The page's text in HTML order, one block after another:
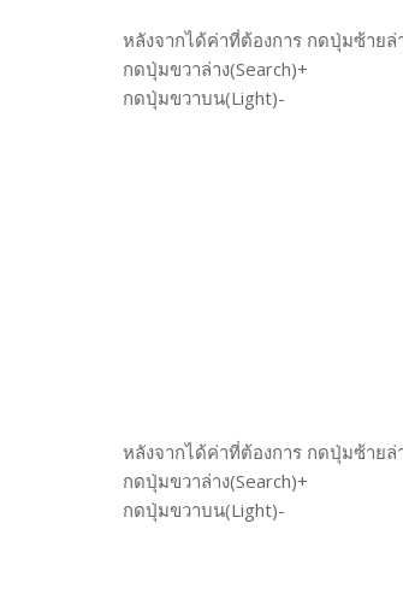
หลังจากได้ค่าที่ต้องการ กดปุ่มซ้ายล่
กดปุ่มขวาล่าง(Search)+
กดปุ่มขวาบน(Light)-
หลังจากได้ค่าที่ต้องการ กดปุ่มซ้ายล่
กดปุ่มขวาล่าง(Search)+
กดปุ่มขวาบน(Light)-